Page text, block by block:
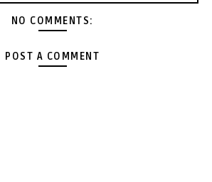
NO COMMENTS:
POST A COMMENT